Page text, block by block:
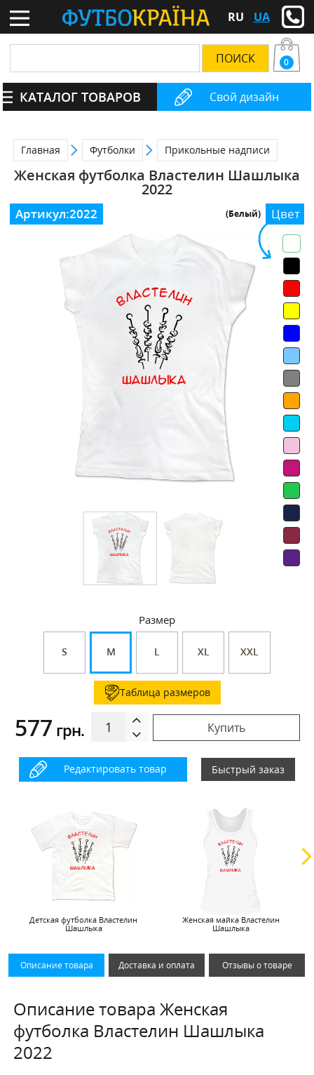
RU UA
Свой дизайн
0
КАТАЛОГ ТОВАРОВ
Главная Футболки Прикольные надписи
Женская футболка Властелин Шашлыка
2022
Цвет
(Белый)
Размер
S M L XL XXL
Таблица размеров
577 грн. Купить
Редактировать товар Быстрый заказ
Артикул:2022
Детская футболка Властелин
Шашлыка
Женская майка Властелин
Шашлыка
Описание товара Доставка и оплата Отзывы о товаре
Описание товара Женская
футболка Властелин Шашлыка
2022